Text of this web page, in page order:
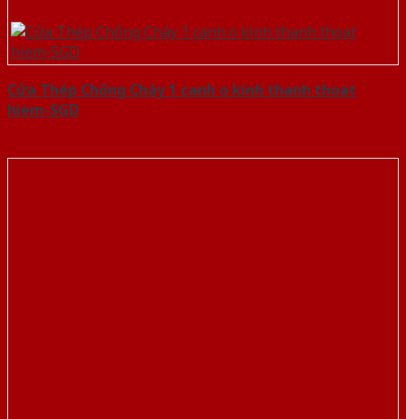
Cửa Thép Chống Cháy 1 canh o kinh thanh thoat
hiem-SGD